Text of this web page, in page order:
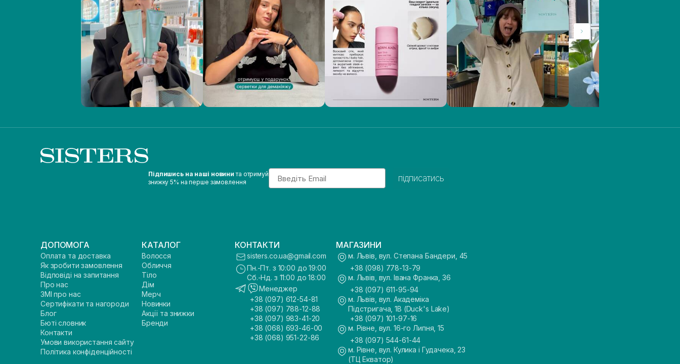
Підпишись на наші новини та отримуй
знижку 5% на перше замовлення
Email
підписатись
ДОПОМОГА
Оплата та доставка
Як зробити замовлення
Відповіді на запитання
Про нас
ЗМІ про нас
Сертифікати та нагороди
Блог
Бюті словник
Контакти
Умови використання сайту
Політика конфіденційності
КАТАЛОГ
Волосся
Обличчя
Тіло
Дім
Мерч
Новинки
Акції та знижки
Бренди
КОНТАКТИ
sisters.co.ua@gmail.com
Пн.-Пт. з 10:00 до 19:00
Сб.-Нд. з 11:00 до 18:00
Менеджер
+38 (097) 612-54-81
+38 (097) 788-12-88
+38 (097) 983-41-20
+38 (068) 693-46-00
+38 (068) 951-22-86
МАГАЗИНИ
м. Львів, вул. Степана Бандери, 45
+38 (098) 778-13-79
м. Львів, вул. Івана Франка, 36
+38 (097) 611-95-94
м. Львів, вул. Академіка
Підстригача, 1В (Duck's Lake)
+38 (097) 101-97-16
м. Рівне, вул. 16-го Липня, 15
+38 (097) 544-61-44
м. Рівне, вул. Кулика і Гудачека, 23
(ТЦ Екватор)